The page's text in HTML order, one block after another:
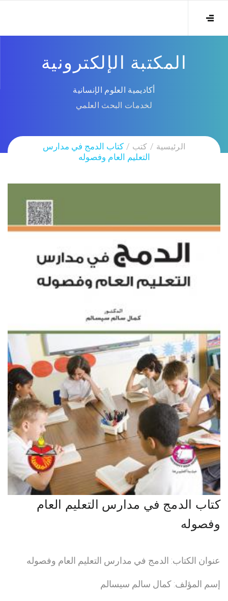
المكتبة الإلكترونية
أكاديمية العلوم الإنسانية
لخدمات البحث العلمي
الرئيسية كتب
كتاب الدمج في مدارس
التعليم العام وفصوله
كتاب الدمج في مدارس التعليم العام
وفصوله
عنوان الكتاب: الدمج في مدارس التعليم العام وفصوله
إسم المؤلف: كمال سالم سيسالم